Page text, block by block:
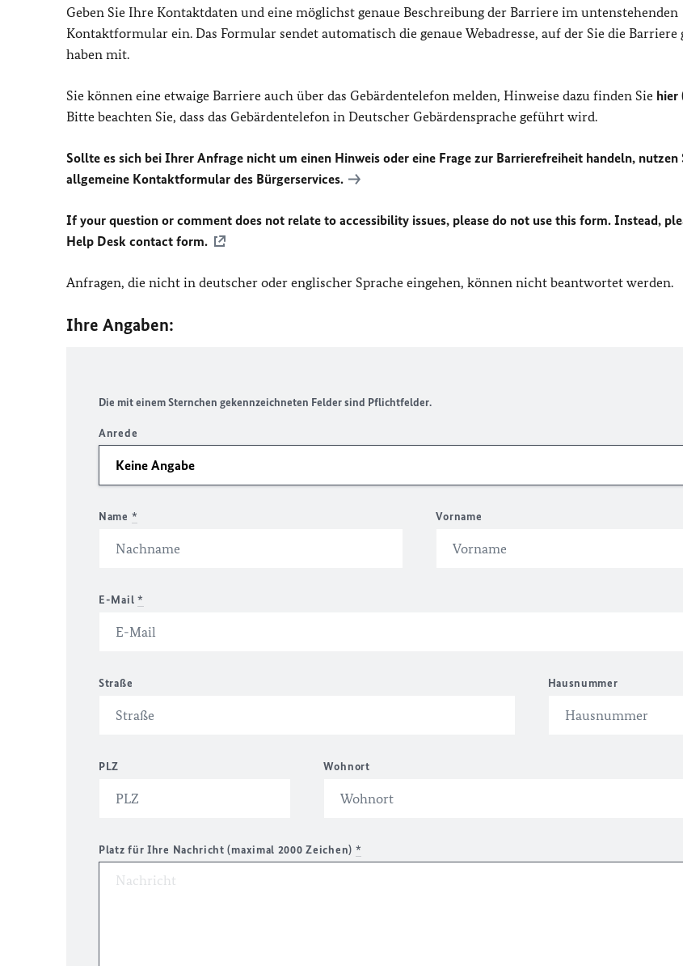
Geben Sie Ihre Kontaktdaten und eine möglichst genaue Beschreibung der Barriere im untenstehenden
Kontaktformular ein. Das Formular sendet automatisch die genaue Webadresse, auf der Sie die Barriere
haben mit.
Sie können eine etwaige Barriere auch über das Gebärdentelefon melden, Hinweise dazu finden Sie hier
Bitte beachten Sie, dass das Gebärdentelefon in Deutscher Gebärdensprache geführt wird.
Sollte es sich bei Ihrer Anfrage nicht um einen Hinweis oder eine Frage zur Barrierefreiheit handeln, nutzen
allgemeine Kontaktformular des Bürgerservices.
If your question or comment does not relate to accessibility issues, please do not use this form. Instead,
Help Desk contact form.
Anfragen, die nicht in deutscher oder englischer Sprache eingehen, können nicht beantwortet werden.
Ihre Angaben:
Die mit einem Sternchen gekennzeichneten Felder sind Pflichtfelder.
Anrede
Name * Vorname
E-Mail *
Straße Hausnummer
PLZ Wohnort
Platz für Ihre Nachricht (maximal 2000 Zeichen) *